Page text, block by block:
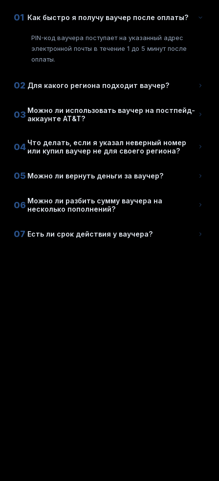
01 Как быстро я получу ваучер после оплаты?
PIN-код ваучера поступает на указанный адрес
электронной почты в течение 1 до 5 минут после
оплаты.
02 Для какого региона подходит ваучер?
03 Можно ли использовать ваучер на постпейд-
аккаунте AT&T?
04 Что делать, если я указал неверный номер
или купил ваучер не для своего региона?
05 Можно ли вернуть деньги за ваучер?
06 Можно ли разбить сумму ваучера на
несколько пополнений?
07 Есть ли срок действия у ваучера?